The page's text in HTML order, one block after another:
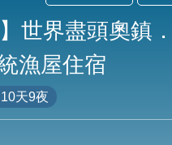
世界盡頭奧鎮
漁屋住宿
天9夜